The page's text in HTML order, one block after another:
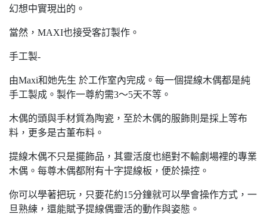
幻想中實現出的。
當然，MAXI也接受客訂製作。
手工製-
由Maxi和她先生 於工作室內完成。每一個提線木偶都是純
手工製成。製作一尊約需3～5天不等。
木偶的頭與手材質為陶瓷，至於木偶的服飾則是採上等布
料，更多是古董布料。
提線木偶不只是擺飾品，其靈活度也絕對不輸劇場裡的專業
木偶。每尊木偶都附有十字提線板，便於操控。
你可以學著把玩，只要花約15分鐘就可以學會操作方式，一
旦熟練，還能賦予提線偶靈活的動作與姿態。